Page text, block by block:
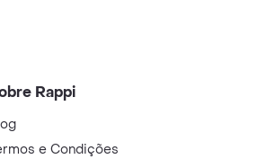
Rappi
e Condições